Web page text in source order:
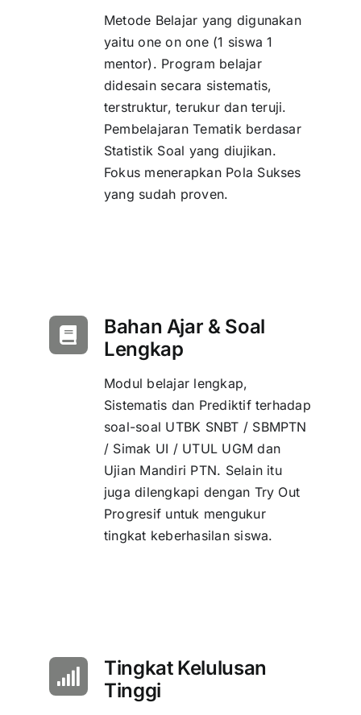
Metode Belajar yang digunakan
yaitu one on one (1 siswa 1
mentor). Program belajar
didesain secara sistematis,
terstruktur, terukur dan teruji.
Pembelajaran Tematik berdasar
Statistik Soal yang diujikan.
Fokus menerapkan Pola Sukses
yang sudah proven.
Bahan Ajar & Soal
Lengkap
Modul belajar lengkap,
Sistematis dan Prediktif terhadap
soal-soal UTBK SNBT / SBMPTN
/ Simak UI / UTUL UGM dan
Ujian Mandiri PTN. Selain itu
juga dilengkapi dengan Try Out
Progresif untuk mengukur
tingkat keberhasilan siswa.
Tingkat Kelulusan
Tinggi